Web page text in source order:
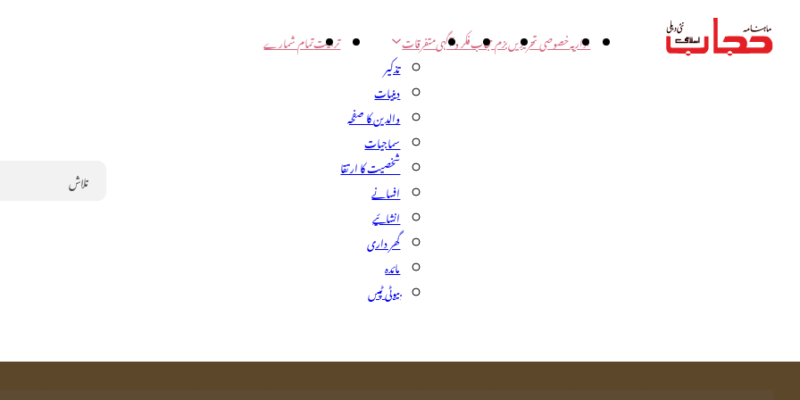
اداریہخصوصی تحریریںبزم حجابفکر و آگہیمتفرقات
تذکیر
دینیات
والدین کا صفحہ
سماجیات
شخصیت کا ارتقا
افسانے
انشائیے
گھر داری
مائدہ
بیوٹی ٹپس
تربیتتمام شمارے
Search